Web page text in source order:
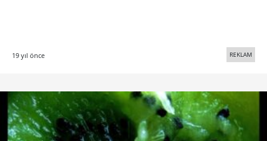
19 yıl önce REKLAM